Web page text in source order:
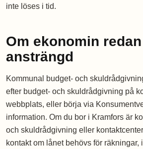
inte löses i tid.
Om ekonomin
ansträngd
Kommunal budget- och
efter budget- och skuldrådgivning på
webbplats, eller börja via
information. Om du bor i Kramfors är
och skuldrådgivning eller
kontakt om lånet behövs för räkningar,